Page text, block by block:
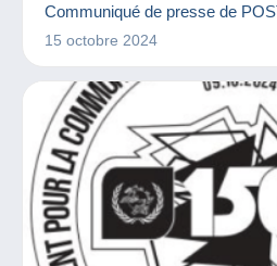
Communiqué de presse de
15 octobre 2024